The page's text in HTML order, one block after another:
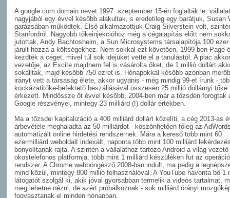
A google.com domain nevet 1997. szeptember 15-én foglalták le,
nagyjából egy évvel később alakultak, s eredetileg egy barátjuk, Susan
garázsában működtek. Első alkalmazottjuk Craig Silverstein volt,
Stanfordról. Nagyobb tőkeinjekcióhoz még a cégalapítás előtt nem
jutottak, Andy Bachtosheim, a Sun Microsystems társalapítója 100 ezer
járult hozzá a költségekhez. Nem sokkal ezt követően, 1999-ben Page-
kezdték a céget, mivel túl sok idejüket vette el a tanulástól. A piac
vezetője, az Excite majdnem fel is vásárolta őket, de 1 millió dollárt
sokalltak, majd később 750 ezret is. Hónapokkal később azonban
irányt vett a társaság élete, akkor ugyanis - még mindig 99-et írunk -
kockázatitőke-befektető beszállásával összesen 25 millió dollárnyi tőke
érkezett. Mindössze öt évvel később, 2004-ben már a tőzsdén forogtak
Google részvényei, mintegy 23 milliárd (!) dollár értékben.
Ma a tőzsdei kapitalizáció a 400 milliárd dollárt közelíti, a cég 2013-as
árbevétele meghaladta az 50 milliárdot - köszönhetően főleg az
automatizált online hirdetési rendszernek. Mára a kereső több mint 60
ezermilliárd weboldalt indexált, naponta több mint 100 milliárd
bonyolítanak rajta. A szintén a vállalathoz tartozó Android a világ vezető
okostelefonos platformja, több mint 1 milliárd készüléken fut az
rendszer. A Chrome webböngésző 2008-ban indult, ma pedig a
mind közül, mintegy 800 millió felhasználóval. A YouTube havonta bő 1
látogatót szolgál ki, akik jóval gyorsabban termelik a videós tartalmat,
meg lehetne nézni, de azért próbálkoznak - sok milliárd órányi
fogyasztanak el minden hónapban.